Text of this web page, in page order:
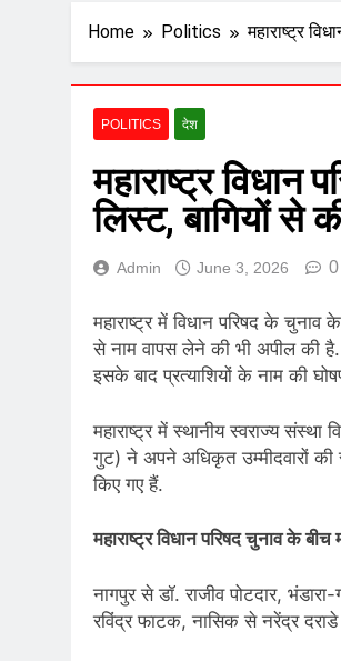
Home Politics महाराष्ट्र
POLITICS देश
महाराष्ट्र विधान
लिस्ट, बागियों से
Admin June 3, 2026 0
महाराष्ट्र में विधान परिषद के चुनाव
से नाम वापस लेने की भी अपील की
इसके बाद प्रत्याशियों के नाम की
महाराष्ट्र में स्थानीय स्वराज्य संस्था
गुट) ने अपने अधिकृत उम्मीदवारों की
किए गए हैं.
महाराष्ट्र विधान परिषद चुनाव के
नागपुर से डॉ. राजीव पोटदार,
रविंद्र फाटक, नासिक से नरेंद्र